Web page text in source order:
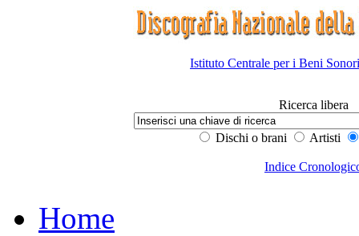
Istituto Centrale per i Beni
Ricerca libera
Dischi o brani Artisti
Indice
Home